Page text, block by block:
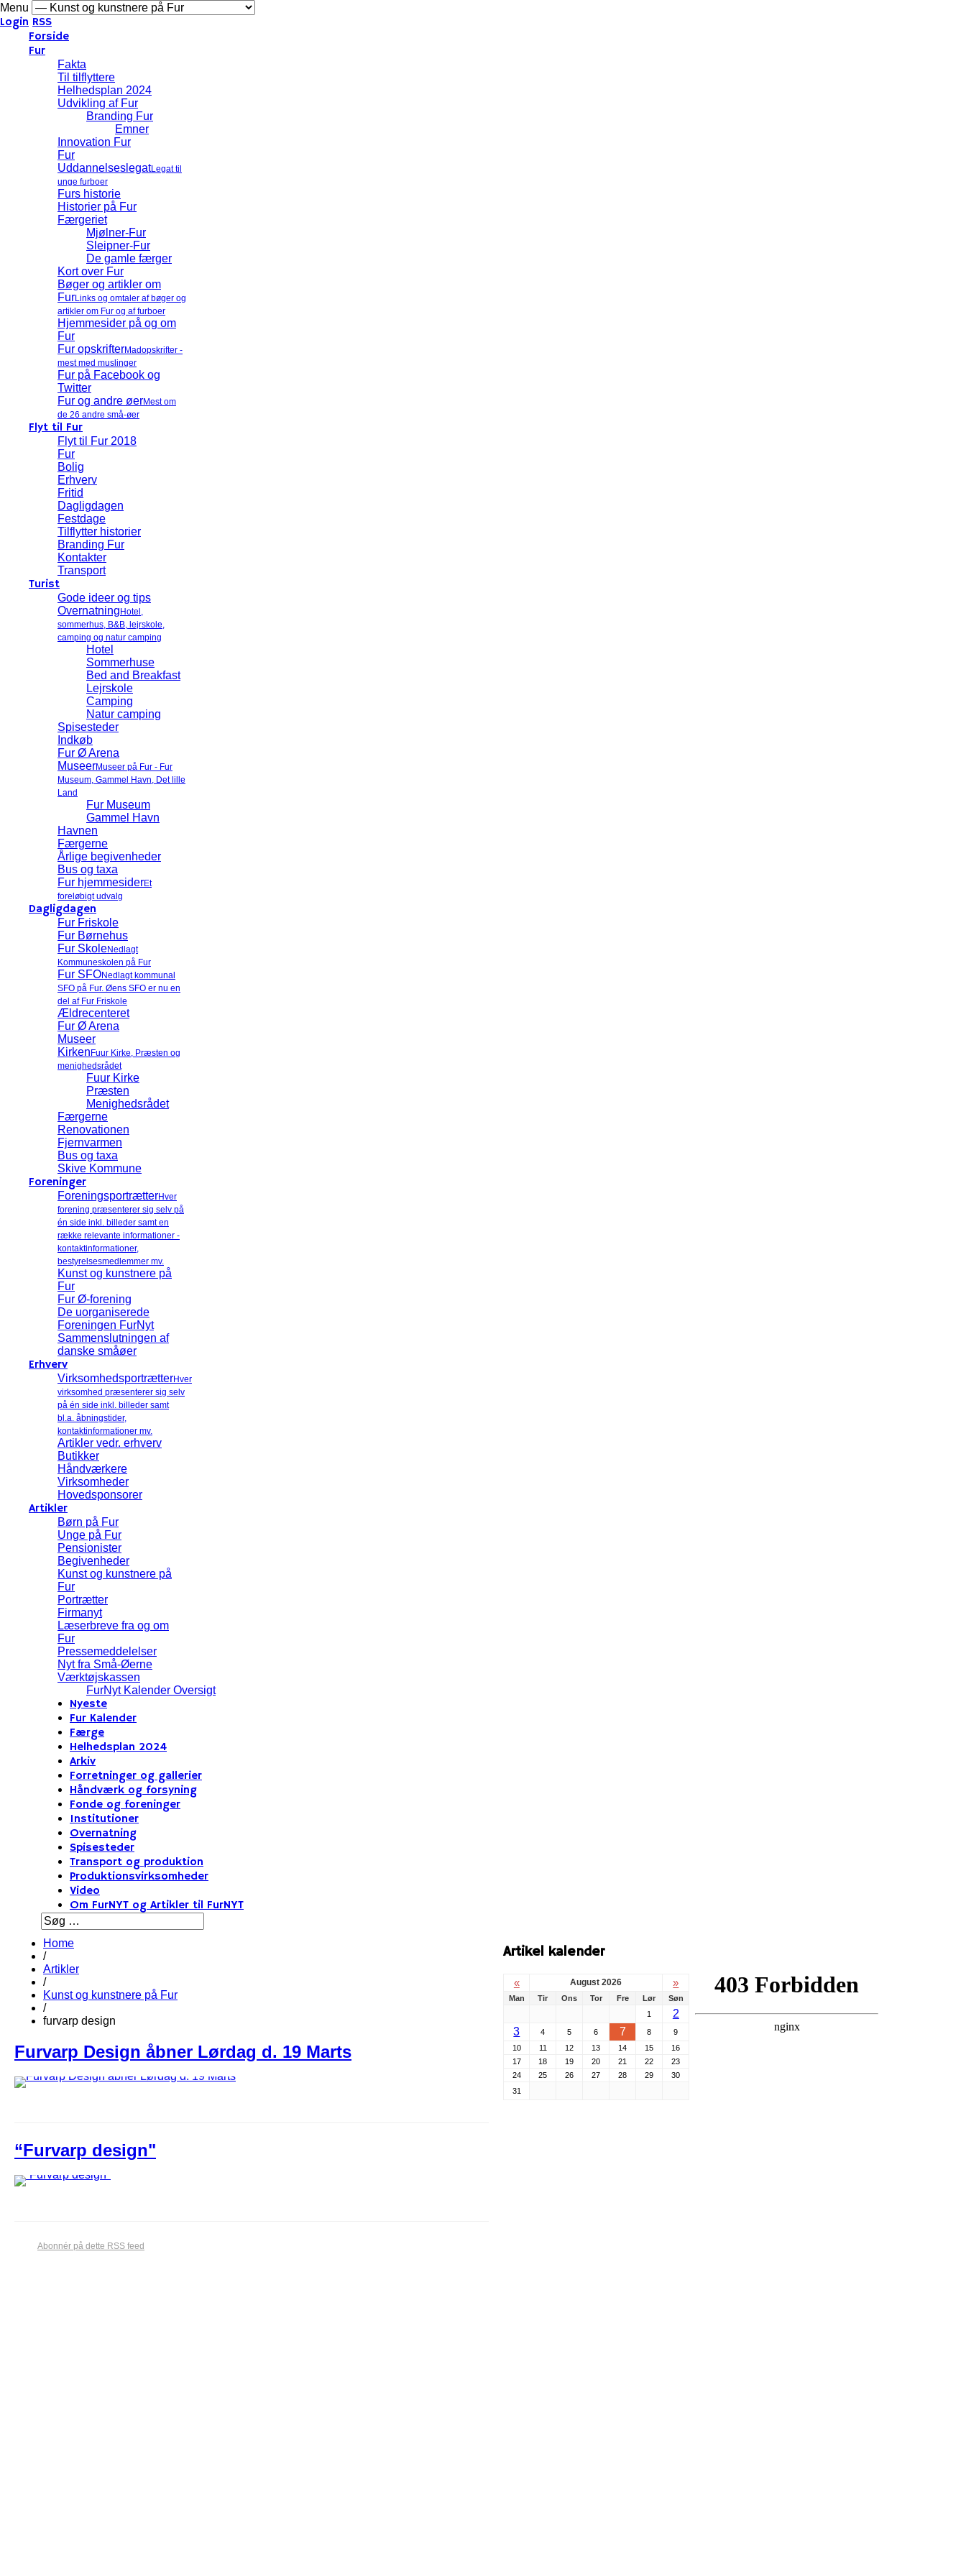
Menu
Login RSS
Forside
Fur
Fakta
Til tilflyttere
Helhedsplan 2024
Udvikling af Fur
Branding Fur
Emner
Innovation Fur
Fur
UddannelseslegatLegat til
unge furboer
Furs historie
Historier på Fur
Færgeriet
Mjølner-Fur
Sleipner-Fur
De gamle færger
Kort over Fur
Bøger og artikler om
FurLinks og omtaler af bøger og
artikler om Fur og af furboer
Hjemmesider på og om
Fur
Fur opskrifterMadopskrifter -
mest med muslinger
Fur på Facebook og
Twitter
Fur og andre øerMest om
de 26 andre små-øer
Flyt til Fur
Flyt til Fur 2018
Fur
Bolig
Erhverv
Fritid
Dagligdagen
Festdage
Tilflytter historier
Branding Fur
Kontakter
Transport
Turist
Gode ideer og tips
Overnatning Hotel,
sommerhus, B&B, lejrskole,
camping og natur camping
Hotel
Sommerhuse
Bed and Breakfast
Lejrskole
Camping
Natur camping
Spisesteder
Indkøb
Fur Ø Arena
MuseerMuseer på Fur - Fur
Museum, Gammel Havn, Det lille
Land
Fur Museum
Gammel Havn
Havnen
Færgerne
Årlige begivenheder
Bus og taxa
Fur hjemmesiderEt
foreløbigt udvalg
Dagligdagen
Fur Friskole
Fur Børnehus
Fur SkoleNedlagt
Kommuneskolen på Fur
Fur SFONedlagt kommunal
SFO på Fur. Øens SFO er nu en
del af Fur Friskole
Ældrecenteret
Fur Ø Arena
Museer
Kirken Fuur Kirke, Præsten og
menighedsrådet
Fuur Kirke
Præsten
Menighedsrådet
Færgerne
Renovationen
Fjernvarmen
Bus og taxa
Skive Kommune
Foreninger
ForeningsportrætterHver
forening præsenterer sig selv på
én side inkl. billeder samt en
række relevante informationer -
kontaktinformationer,
bestyrelsesmedlemmer mv.
Kunst og kunstnere på
Fur
Fur Ø-forening
De uorganiserede
Foreningen FurNyt
Sammenslutningen af
danske småøer
Erhverv
VirksomhedsportrætterHver
virksomhed præsenterer sig selv
på én side inkl. billeder samt
bl.a. åbningstider,
kontaktinformationer mv.
Artikler vedr. erhverv
Butikker
Håndværkere
Virksomheder
Hovedsponsorer
Artikler
Børn på Fur
Unge på Fur
Pensionister
Begivenheder
Kunst og kunstnere på
Fur
Portrætter
Firmanyt
Læserbreve fra og om
Fur
Pressemeddelelser
Nyt fra Små-Øerne
Værktøjskassen
FurNyt Kalender Oversigt
Nyeste
Fur Kalender
Færge
Helhedsplan 2024
Arkiv
Forretninger og gallerier
Håndværk og forsyning
Fonde og foreninger
Institutioner
Overnatning
Spisesteder
Transport og produktion
Produktionsvirksomheder
Video
Om FurNYT og Artikler til FurNYT
Home
/
Artikler
/
Kunst og kunstnere på Fur
/
furvarp design
Furvarp ​D​esign åbner Lørdag d. 19 Marts
“Furvarp design"
Abonnér på dette RSS feed
Artikel kalender
« August 2026 »
Man Tir Ons Tor Fre Lør
Søn
1
2
3
4 5 6 7 8
9
10
11 12 13 14 15
16
17
18 19 20 21 22
23
24
25 26 27 28 29
30
31